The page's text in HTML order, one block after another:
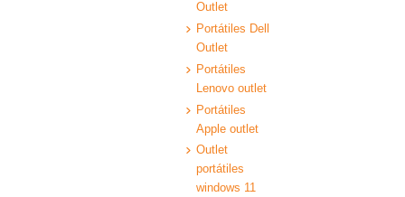
Outlet
Portátiles Dell
Outlet
Portátiles
Lenovo outlet
Portátiles
Apple outlet
Outlet
portátiles
windows 11